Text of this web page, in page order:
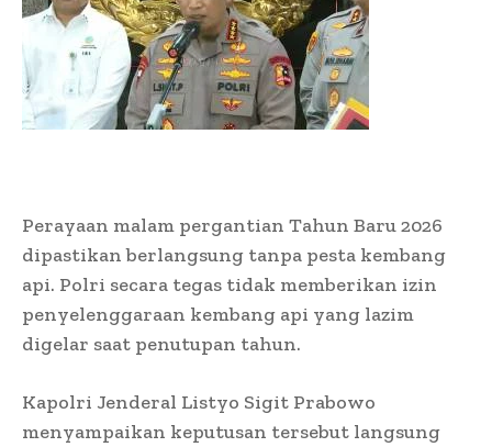
Perayaan malam pergantian Tahun Baru 2026
dipastikan berlangsung tanpa pesta kembang
api. Polri secara tegas tidak memberikan izin
penyelenggaraan kembang api yang lazim
digelar saat penutupan tahun.
Kapolri Jenderal Listyo Sigit Prabowo
menyampaikan keputusan tersebut langsung